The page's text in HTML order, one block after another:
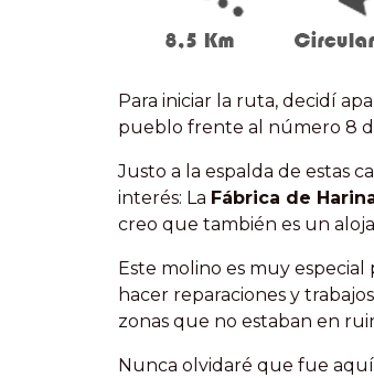
Para iniciar la ruta, decidí
pueblo frente al número 8
Justo a la espalda de estas
interés: La Fábrica de
creo que también es un
Este molino es muy
hacer reparaciones y
zonas que no estaban en
Nunca olvidaré que fue